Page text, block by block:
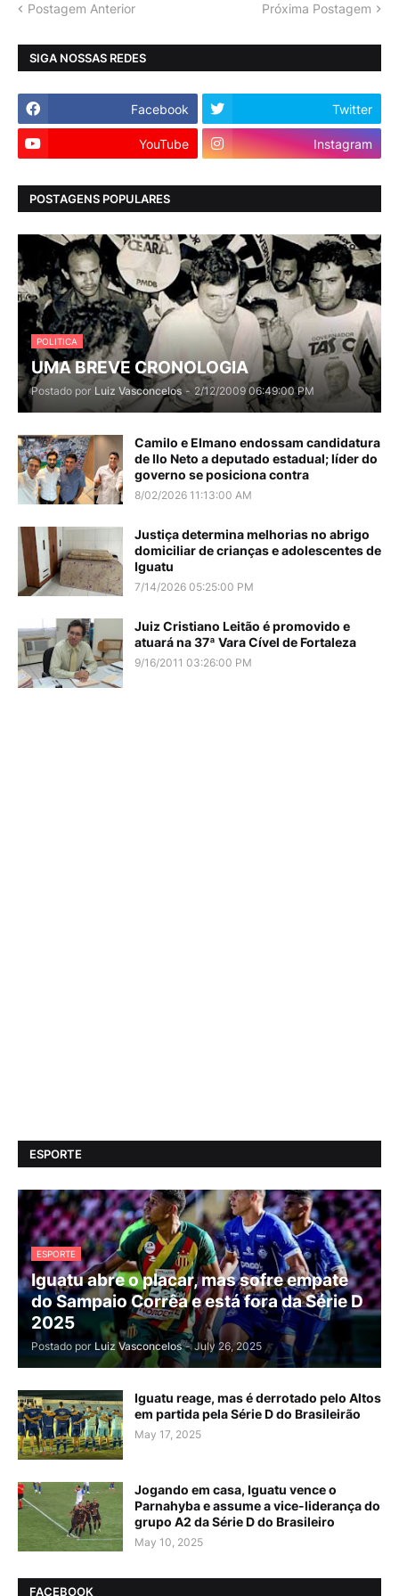
Postagem Anterior Próxima Postagem
SIGA NOSSAS REDES
Facebook Twitter
YouTube Instagram
POSTAGENS POPULARES
POLITICA
UMA BREVE CRONOLOGIA
Postado por Luiz Vasconcelos - 2/12/2009 06:49:00 PM
Camilo e Elmano endossam candidatura
de Ilo Neto a deputado estadual; líder do
governo se posiciona contra
8/02/2026 11:13:00 AM
Justiça determina melhorias no abrigo
domiciliar de crianças e adolescentes de
Iguatu
7/14/2026 05:25:00 PM
Juiz Cristiano Leitão é promovido e
atuará na 37ª Vara Cível de Fortaleza
9/16/2011 03:26:00 PM
ESPORTE
ESPORTE
Iguatu abre o placar, mas sofre empate
do Sampaio Corrêa e está fora da Série D
2025
Postado por Luiz Vasconcelos - July 26, 2025
Iguatu reage, mas é derrotado pelo Altos
em partida pela Série D do Brasileirão
May 17, 2025
Jogando em casa, Iguatu vence o
Parnahyba e assume a vice-liderança do
grupo A2 da Série D do Brasileiro
May 10, 2025
FACEBOOK